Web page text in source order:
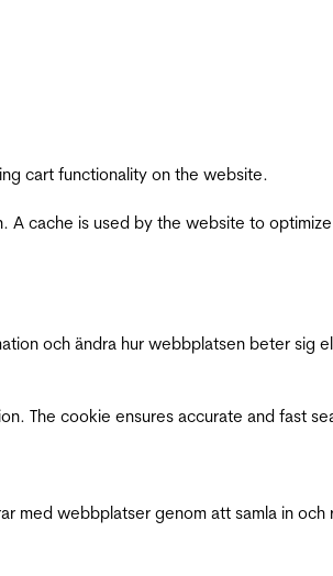
cart functionality on the website.
A cache is used by the website to
och ändra hur webbplatsen beter sig
The cookie ensures accurate and fast
med webbplatser genom att samla in